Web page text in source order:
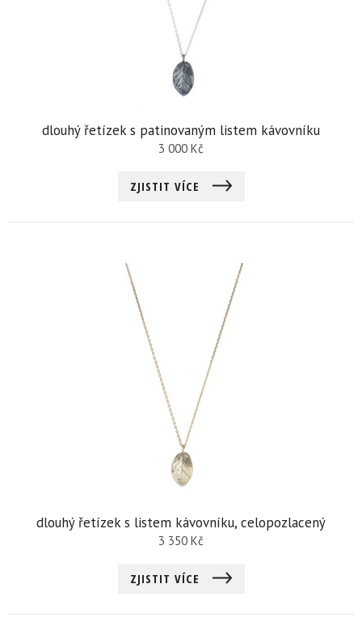
dlouhý řetízek s patinovaným listem kávovníku
3 000 Kč
ZJISTIT VÍCE
dlouhý řetízek s listem kávovníku, celopozlacený
3 350 Kč
ZJISTIT VÍCE